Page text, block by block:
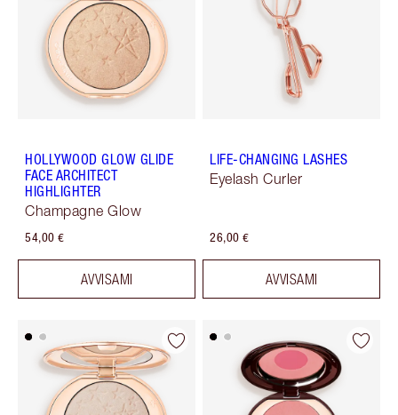
HOLLYWOOD GLOW GLIDE
FACE ARCHITECT
HIGHLIGHTER
Champagne Glow
54,00 €
AVVISAMI
LIFE-CHANGING LASHES
Eyelash Curler
26,00 €
AVVISAMI